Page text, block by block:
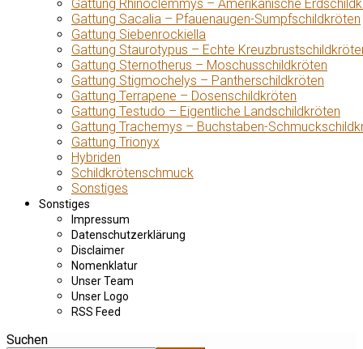
Gattung Rhinoclemmys – Amerikanische
Gattung Sacalia – Pfauenaugen-Sumpfschildkröten
Gattung Siebenrockiella
Gattung Staurotypus – Echte
Gattung Sternotherus – Moschusschildkröten
Gattung Stigmochelys – Pantherschildkröten
Gattung Terrapene – Dosenschildkröten
Gattung Testudo – Eigentliche Landschildkröten
Gattung Trachemys – Buchstaben-
Gattung Trionyx
Hybriden
Schildkrötenschmuck
Sonstiges
Sonstiges
Impressum
Datenschutzerklärung
Disclaimer
Nomenklatur
Unser Team
Unser Logo
RSS Feed
Suchen